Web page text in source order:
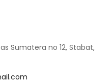
Sumatera no 12, Stabat,